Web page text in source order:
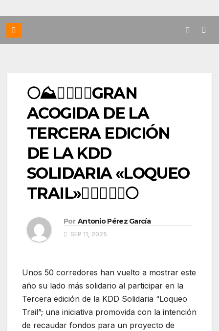
🌕⛰️🏃‍♀️🏃‍♂️GRAN
ACOGIDA DE LA
TERCERA EDICIÓN
DE LA KDD
SOLIDARIA «LOQUEO
TRAIL»🏃‍♂️🏃‍♀️⛰️🌕
Por Antonio Pérez García
SEP 11, 2025
Unos 50 corredores han vuelto a mostrar este
año su lado más solidario al participar en la
Tercera edición de la KDD Solidaria “Loqueo
Trail”; una iniciativa promovida con la intención
de recaudar fondos para un proyecto de